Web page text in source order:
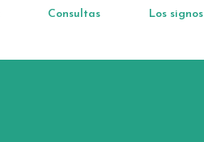
Consultas Los signos